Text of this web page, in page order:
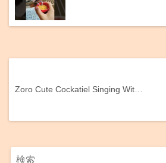
Zoro Cute Cockatiel Singing Wit…